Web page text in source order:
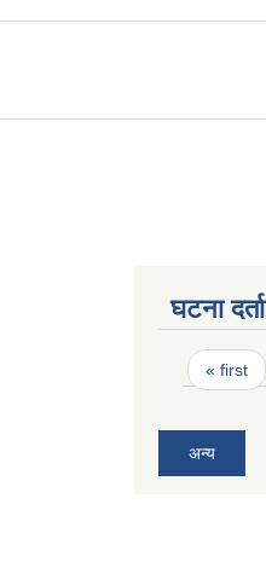
घटना दर्ता
Pages
« first
अन्य